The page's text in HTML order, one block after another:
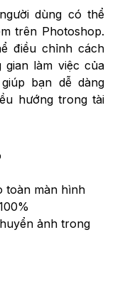
dùng có thể
trên Photoshop.
điều chỉnh cách
làm việc của
bạn dễ dàng
hướng trong tài
toàn màn hình
ảnh trong